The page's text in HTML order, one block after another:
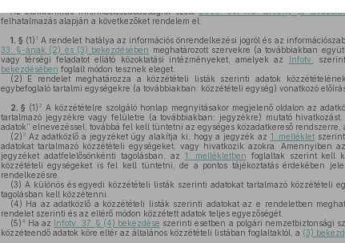
Az elektronikus információszabadságról szóló2005. évi XC. törvény (a
felhatalmazás alapján a következőket rendelem el:
1. § (1) 1 A rendelet hatálya az információs önrendelkezési jogról és az
33. §-ának (2) és (3) bekezdésében meghatározott szervekre (a továbbiakban
vagy térségi feladatot ellátó közoktatási intézményeket, amelyek az
Infotv.
bekezdésében foglalt módon tesznek eleget.
(2) E rendelet meghatározza a közzétételi listák szerinti adatok
egybefoglaló tartalmi egységekre (a továbbiakban: közzétételi egység) vonatkozó
2. § (1) 2 A közzétételre szolgáló honlap megnyitásakor megjelenő oldalon az
tartalmazó jegyzékre vagy felületre (a továbbiakban: jegyzékre) mutató
adatok” elnevezéssel, továbbá fel kell tüntetni az egységes közadatkereső
(2) 3Az adatközlő a jegyzéket úgy alakítja ki, hogy a jegyzék az 1. melléklet
adatokat tartalmazó közzétételi egységeket, vagy hivatkozik azokra. Amennyiben
jegyzéket adatfelelősönkénti tagolásban, az 1. mellékletben foglaltak szerint kell
közzétételi egységeket is fel kell tüntetni, de a pontos tájékoztatás érdekében
rendelkezésre.
(3) A különös és egyedi közzétételi listák szerinti adatokat tartalmazó közzétételi
tagolásban kell közzétenni.
(4) Ha az adatközlő a közzétételi listák szerinti adatokat az e rendeletben
rendelet szerinti és az eltérő módon közzétett adatok teljes egyezőségét.
(5)4Ha az Infotv. 37. § (4) bekezdése szerinti esetben a polgári nemzetbiztonsági
közzéteendő adatok köre eltér az általános közzétételi listában foglaltaktól, a (3)